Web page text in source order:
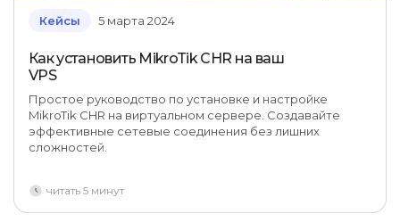
Кейсы 5 марта 2024
Как установить MikroTik CHR на ваш
VPS
Простое руководство по установке и настройке
MikroTik CHR на виртуальном сервере. Создавайте
эффективные сетевые соединения без лишних
сложностей.
читать 5 минут